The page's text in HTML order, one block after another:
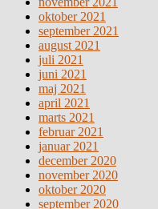
oktober 2021
september 2021
august 2021
juli 2021
juni 2021
maj 2021
april 2021
marts 2021
februar 2021
januar 2021
december 2020
november 2020
oktober 2020
september 2020